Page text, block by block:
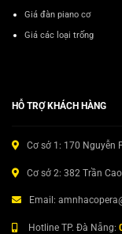
Giá đàn piano cơ
Giá các loại trống
HỖ TRỢ KHÁCH HÀNG
Cơ sở 1: 170 Nguyễn
Cơ sở 2: 382 Trần
Email:
Hotline TP. Đà Nẵng: